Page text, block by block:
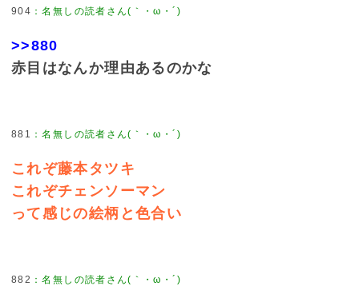
904 ：名無しの読者さん(｀・ω・´)
>>880
赤目はなんか理由あるのかな
881 ：名無しの読者さん(｀・ω・´)
これぞ藤本タツキ
これぞチェンソーマン
って感じの絵柄と色合い
882 ：名無しの読者さん(｀・ω・´)